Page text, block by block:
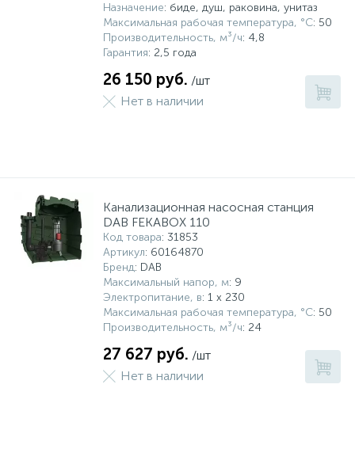
Назначение: биде, душ, раковина, унитаз
Максимальная рабочая температура, °С: 50
Производительность, м³/ч: 4,8
Гарантия: 2,5 года
26 150 руб. /шт
Нет в наличии
Канализационная насосная станция
DAB FEKABOX 110
Код товара: 31853
Артикул: 60164870
Бренд: DAB
Максимальный напор, м: 9
Электропитание, в: 1 x 230
Максимальная рабочая температура, °С: 50
Производительность, м³/ч: 24
27 627 руб. /шт
Нет в наличии